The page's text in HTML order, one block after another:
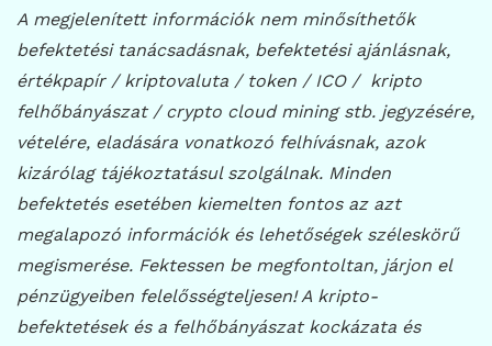
A megjelenített információk nem minősíthetők
befektetési tanácsadásnak, befektetési ajánlásnak,
értékpapír / kriptovaluta / token / ICO / kripto
felhőbányászat / crypto cloud mining stb. jegyzésére,
vételére, eladására vonatkozó felhívásnak, azok
kizárólag tájékoztatásul szolgálnak. Minden
befektetés esetében kiemelten fontos az azt
megalapozó információk és lehetőségek széleskörű
megismerése. Fektessen be megfontoltan, járjon el
pénzügyeiben felelősségteljesen! A kripto-
befektetések és a felhőbányászat kockázata és